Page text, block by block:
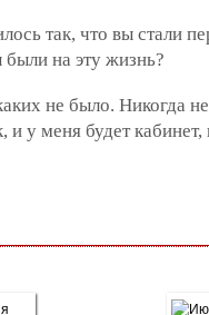
так, что вы стали
на эту жизнь?
не было. Никогда
и у меня будет